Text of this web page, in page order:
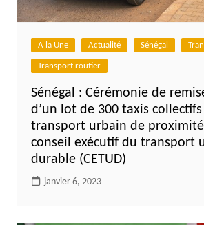
A la Une Actualité Sénégal
Transport routier
Sénégal : Cérémonie de
d’un lot de 300 taxis
transport urbain de
conseil exécutif du transport
durable (CETUD)
janvier 6, 2023